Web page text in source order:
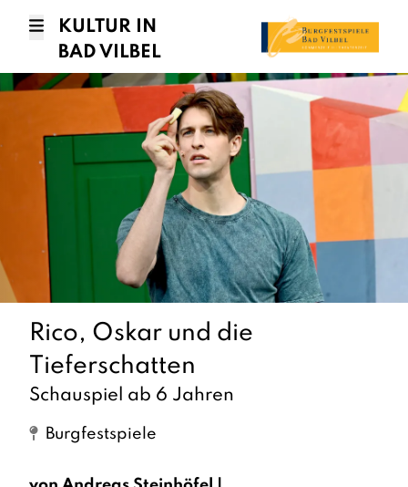
KULTUR IN
BAD VILBEL
Rico, Oskar und die
Tieferschatten
Schauspiel ab 6 Jahren
Burgfestspiele